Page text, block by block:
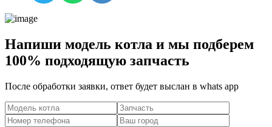
Напиши модель котла и мы подберем
100% подходящую запчасть
После обработки заявки, ответ будет выслан в whats app